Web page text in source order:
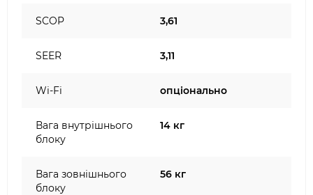
SCOP 3,61
SEER 3,11
Wi-Fi опціонально
Вага внутрішнього
блоку
14 кг
Вага зовнішнього
блоку
56 кг